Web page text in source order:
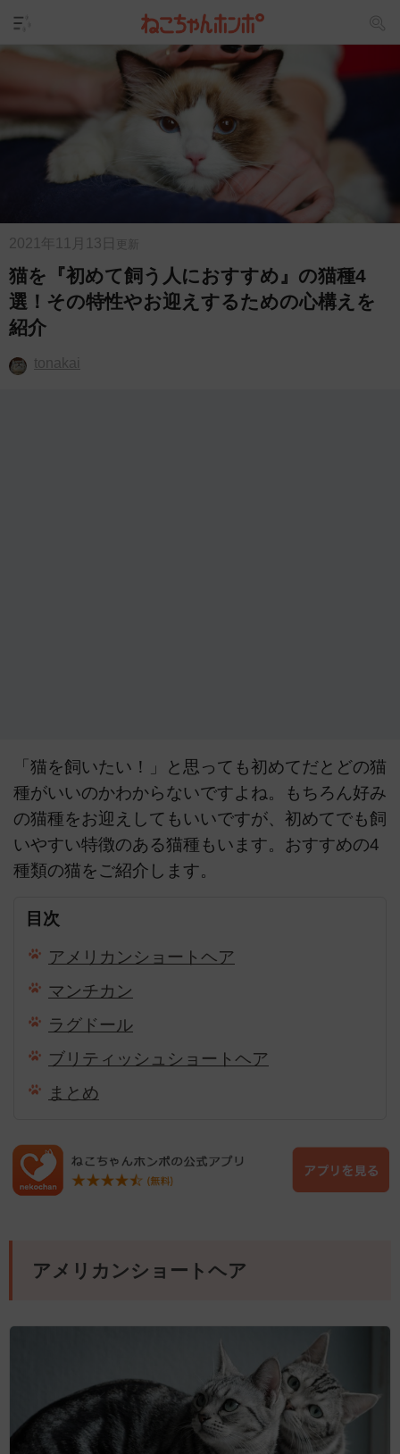
2021年11月13日 更新
猫を『初めて飼う人におすすめ』の猫種4
選！その特性やお迎えするための心構えを
紹介
tonakai
「猫を飼いたい！」と思っても初めてだとどの猫
種がいいのかわからないですよね。もちろん好み
の猫種をお迎えしてもいいですが、初めてでも飼
いやすい特徴のある猫種もいます。おすすめの4
種類の猫をご紹介します。
目次
アメリカンショートヘア
マンチカン
ラグドール
ブリティッシュショートヘア
まとめ
アメリカンショートヘア